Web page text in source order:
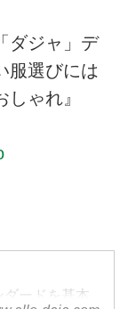
ダジャ」デ
服選びには
ゃれ』
ダードを基本